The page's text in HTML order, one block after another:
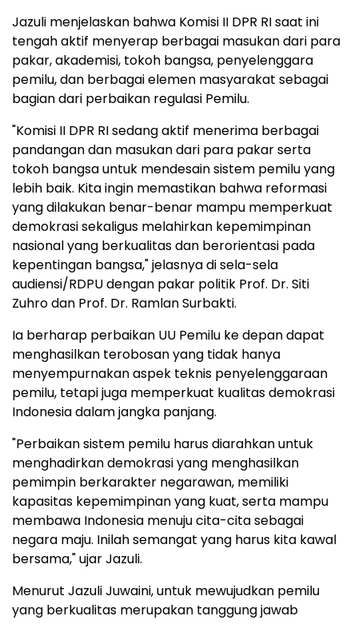
Jazuli menjelaskan bahwa Komisi II DPR RI saat ini
tengah aktif menyerap berbagai masukan dari para
pakar, akademisi, tokoh bangsa, penyelenggara
pemilu, dan berbagai elemen masyarakat sebagai
bagian dari perbaikan regulasi Pemilu.
"Komisi II DPR RI sedang aktif menerima berbagai
pandangan dan masukan dari para pakar serta
tokoh bangsa untuk mendesain sistem pemilu yang
lebih baik. Kita ingin memastikan bahwa reformasi
yang dilakukan benar-benar mampu memperkuat
demokrasi sekaligus melahirkan kepemimpinan
nasional yang berkualitas dan berorientasi pada
kepentingan bangsa," jelasnya di sela-sela
audiensi/RDPU dengan pakar politik Prof. Dr. Siti
Zuhro dan Prof. Dr. Ramlan Surbakti.
Ia berharap perbaikan UU Pemilu ke depan dapat
menghasilkan terobosan yang tidak hanya
menyempurnakan aspek teknis penyelenggaraan
pemilu, tetapi juga memperkuat kualitas demokrasi
Indonesia dalam jangka panjang.
"Perbaikan sistem pemilu harus diarahkan untuk
menghadirkan demokrasi yang menghasilkan
pemimpin berkarakter negarawan, memiliki
kapasitas kepemimpinan yang kuat, serta mampu
membawa Indonesia menuju cita-cita sebagai
negara maju. Inilah semangat yang harus kita kawal
bersama," ujar Jazuli.
Menurut Jazuli Juwaini, untuk mewujudkan pemilu
yang berkualitas merupakan tanggung jawab